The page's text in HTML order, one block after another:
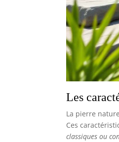
Les
La pierre
Ces
classiques ou